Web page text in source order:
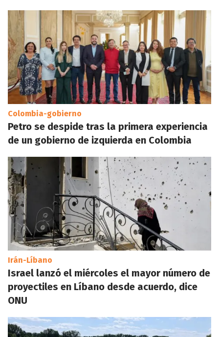
Colombia-gobierno
Petro se despide tras la primera experiencia
de un gobierno de izquierda en Colombia
Irán-Líbano
Israel lanzó el miércoles el mayor número de
proyectiles en Líbano desde acuerdo, dice
ONU